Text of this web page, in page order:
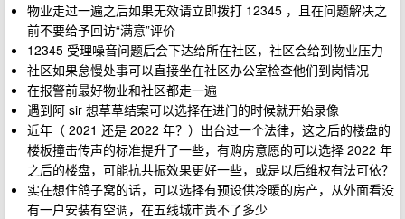
物业走过一遍之后如果无效请立即拨打 12345 ，且在问题解决之
前不要给予回访“满意”评价
12345 受理噪音问题后会下达给所在社区，社区会给到物业压力
社区如果怠慢处事可以直接坐在社区办公室检查他们到岗情况
在报警前最好物业和社区都走一遍
遇到阿 sir 想草草结案可以选择在进门的时候就开始录像
近年（ 2021 还是 2022 年？）出台过一个法律，这之后的楼盘的
楼板撞击传声的标准提升了一些，有购房意愿的可以选择 2022 年
之后的楼盘，可能抗共振效果更好一些，或是以后维权有法可依？
实在想住鸽子窝的话，可以选择有预设供冷暖的房产，从外面看没
有一户安装有空调，在五线城市贵不了多少